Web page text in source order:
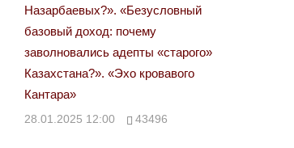
Назарбаевых?». «Безусловный
базовый доход: почему
заволновались адепты «старого»
Казахстана?». «Эхо кровавого
Кантара»
28.01.2025 12:00 43496